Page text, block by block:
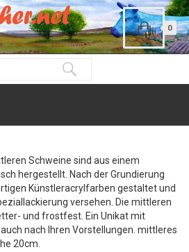
0
Schweine sind aus einem
hergestellt. Nach der Grundierung
Künstleracrylfarben gestaltet und
versehen. Die mittleren
und frostfest. Ein Unikat mit
nach Ihren Vorstellungen. mittleres
20cm.